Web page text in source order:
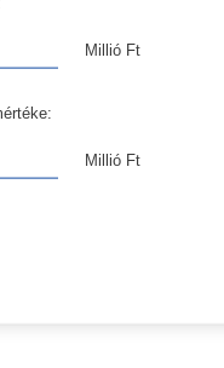
Millió Ft
Millió Ft